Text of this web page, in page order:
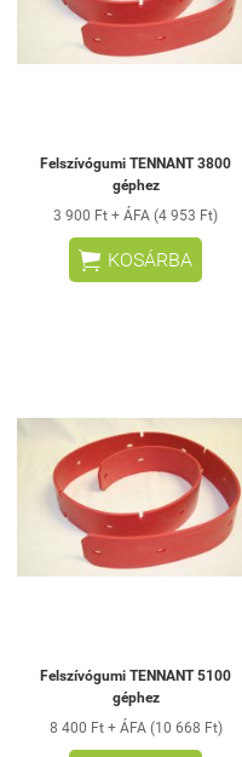
Felszívógumi TENNANT 3800
géphez
3 900 Ft + ÁFA (4 953 Ft)
 KOSÁRBA
Felszívógumi TENNANT 5100
géphez
8 400 Ft + ÁFA (10 668 Ft)